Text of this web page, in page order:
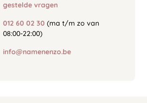
gestelde vragen
012 60 02 30 (ma t/m zo van
08:00-22:00)
info@namenenzo.be